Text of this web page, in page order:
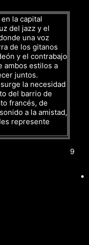
la capital
del jazz y el
una voz
de los gitanos
y el contrabajo
ambos estilos a
juntos.
la necesidad
del barrio de
francés, de
a la amistad,
represente
9